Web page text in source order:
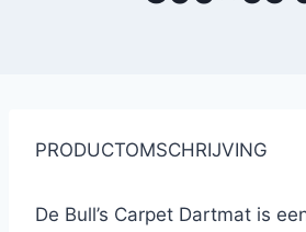
PRODUCTOMSCHRIJVING
De Bull’s Carpet Dartmat is